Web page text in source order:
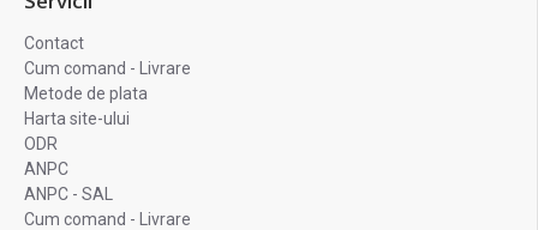
Contact
Cum comand - Livrare
Metode de plata
Harta site-ului
ODR
ANPC
ANPC - SAL
Cum comand - Livrare